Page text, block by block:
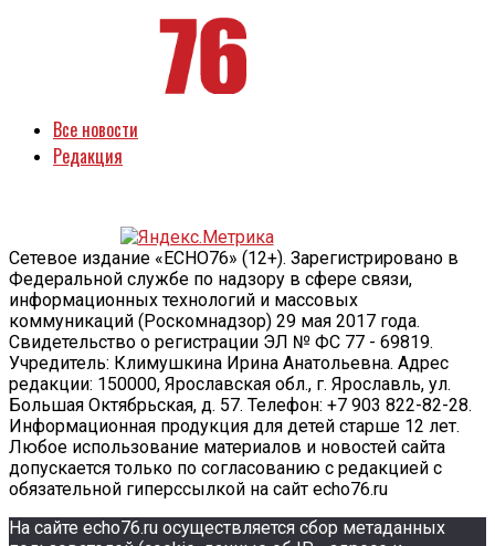
Все новости
Редакция
Сетевое издание «ECHO76» (12+). Зарегистрировано в
Федеральной службе по надзору в сфере связи,
информационных технологий и массовых
коммуникаций (Роскомнадзор) 29 мая 2017 года.
Свидетельство о регистрации ЭЛ № ФС 77 - 69819.
Учредитель: Климушкина Ирина Анатольевна. Адрес
редакции: 150000, Ярославская обл., г. Ярославль, ул.
Большая Октябрьская, д. 57. Телефон: +7 903 822-82-28.
Информационная продукция для детей старше 12 лет.
Любое использование материалов и новостей сайта
допускается только по согласованию с редакцией с
обязательной гиперссылкой на сайт echo76.ru
На сайте echo76.ru осуществляется сбор метаданных